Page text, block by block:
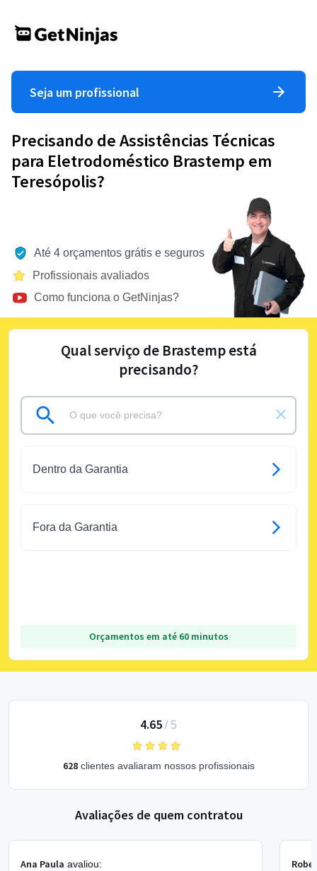
Seja um profissional
Precisando de Assistências Técnicas
para Eletrodoméstico Brastemp em
Teresópolis?
Até 4 orçamentos grátis e seguros
Profissionais avaliados
Como funciona o GetNinjas?
Qual serviço de Brastemp está
precisando?
Dentro da Garantia
Fora da Garantia
Orçamentos em até 60 minutos
4.65 / 5
628clientes avaliaram nossos profissionais
Avaliações de quem contratou
Ana Paula avaliou: